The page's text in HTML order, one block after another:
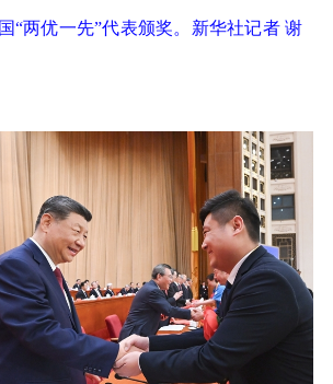
“两优一先”代表颁奖。新华社记者 谢